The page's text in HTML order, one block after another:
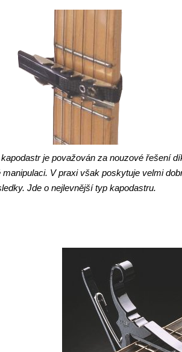
je považován za nouzové řešení
manipulaci. V praxi však poskytuje velmi
Jde o nejlevnější typ kapodastru.